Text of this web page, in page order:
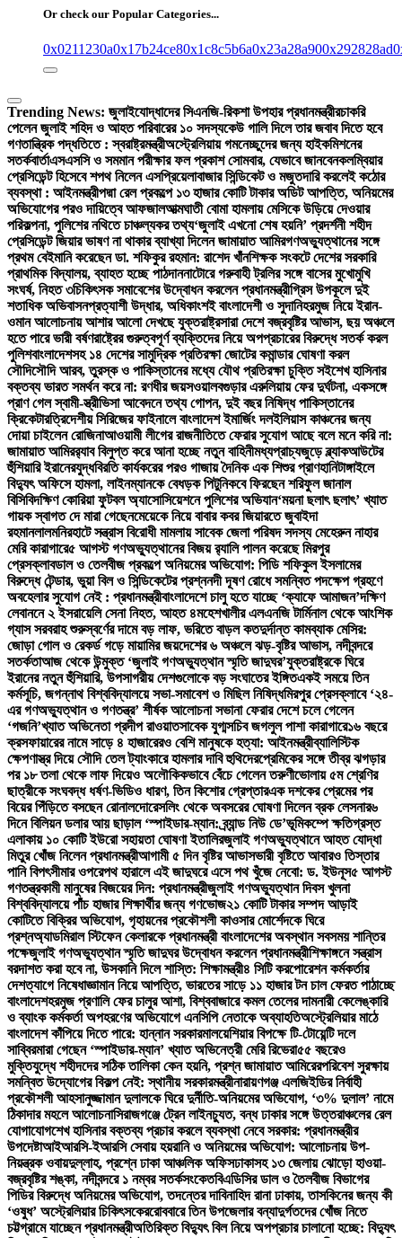
Or check our Popular Categories...
0x0211230a0x17b24ce80x1c8c5b6a0x23a28a900x292828ad
Trending News: জুলাইযোদ্ধাদের সিএনজি-রিকশা উপহার প্রধানমন্ত্রীরচাকরি
পেলেন জুলাই শহিদ ও আহত পরিবারের ১০ সদস্যকেউ গালি দিলে তার জবাব দিতে হবে
গণতান্ত্রিক পদ্ধতিতে : স্বরাষ্ট্রমন্ত্রীঅস্ট্রেলিয়ায় গমনেচ্ছুদের জন্য হাইকমিশনের
সতর্কবার্তাএসএসসি ও সমমান পরীক্ষার ফল প্রকাশ সোমবার, যেভাবে জানবেনকলম্বিয়ার
প্রেসিডেন্ট হিসেবে শপথ নিলেন এসপ্রিয়েলাবাজার সিন্ডিকেট ও মজুতদারি করলেই কঠোর
ব্যবস্থা : আইনমন্ত্রীপদ্মা রেল প্রকল্পে ১৩ হাজার কোটি টাকার অডিট আপত্তি, অনিয়মের
অভিযোগের পরও দায়িত্বে আফজালআত্মঘাতী বোমা হামলায় মেসিকে উড়িয়ে দেওয়ার
পরিকল্পনা, পুলিশের নথিতে চাঞ্চল্যকর তথ্য‘জুলাই এখনো শেষ হয়নি’ প্রদর্শনী শহীদ
প্রেসিডেন্ট জিয়ার ভাষণ না থাকার ব্যাখ্যা দিলেন জামায়াত আমিরগণঅভ্যুত্থানের সঙ্গে
প্রথম বেইমানি করেছেন ডা. শফিকুর রহমান: রাশেদ খাঁনশিক্ষক সংকটে দেশের সরকারি
প্রাথমিক বিদ্যালয়, ব্যাহত হচ্ছে পাঠদাননাটোরে গরুবাহী ট্রলির সঙ্গে বাসের মুখোমুখি
সংঘর্ষ, নিহত ৩চিকিৎসক সমাবেশের উদ্বোধন করলেন প্রধানমন্ত্রীগ্রিস উপকূলে দুই
শতাধিক অভিবাসনপ্রত্যাশী উদ্ধার, অধিকাংশই বাংলাদেশী ও সুদানিহরমুজ নিয়ে ইরান-
ওমান আলোচনায় আশার আলো দেখছে যুক্তরাষ্ট্রসারা দেশে বজ্রবৃষ্টির আভাস, ছয় অঞ্চলে
হতে পারে ভারী বর্ষণরাষ্ট্রের গুরুত্বপূর্ণ ব্যক্তিদের নিয়ে অপপ্রচারের বিরুদ্ধে সতর্ক করল
পুলিশবাংলাদেশসহ ১৪ দেশের সামুদ্রিক প্রতিরক্ষা জোটের কমান্ডার ঘোষণা করল
সৌদিসৌদি আরব, তুরস্ক ও পাকিস্তানের মধ্যে যৌথ প্রতিরক্ষা চুক্তি সইশেখ হাসিনার
বক্তব্য ভারত সমর্থন করে না: রণধীর জয়সওয়ালবগুড়ার এরুলিয়ায় ফের দুর্ঘটনা, একসঙ্গে
প্রাণ গেল স্বামী-স্ত্রীভিসা আবেদনে তথ্য গোপন, দুই বছর নিষিদ্ধ পাকিস্তানের
ক্রিকেটারত্রিদেশীয় সিরিজের ফাইনালে বাংলাদেশ ইমার্জিং দলইলিয়াস কাঞ্চনের জন্য
দোয়া চাইলেন রোজিনাআওয়ামী লীগের রাজনীতিতে ফেরার সুযোগ আছে বলে মনে করি না:
জামায়াত আমিরর‍্যাব বিলুপ্ত করে আনা হচ্ছে নতুন বাহিনীমধ্যপ্রাচ্যজুড়ে ব্ল্যাকআউটের
হুঁশিয়ারি ইরানেরযুদ্ধবিরতি কার্যকরের পরও গাজায় দৈনিক এক শিশুর প্রাণহানিটাঙ্গাইলে
বিদ্যুৎ অফিসে হামলা, লাইনম্যানকে বেধড়ক পিটুনিকবে ফিরছেন শরিফুল জানাল
বিসিবিদক্ষিণ কোরিয়া ফুটবল অ্যাসোসিয়েশনে পুলিশের অভিযান‘ময়না ছলাৎ ছলাৎ’ খ্যাত
গায়ক স্বাগত দে মারা গেছেনমেয়েকে নিয়ে বাবার কবর জিয়ারতে জুবাইদা
রহমানলালমনিরহাটে সন্ত্রাস বিরোধী মামলায় সাবেক জেলা পরিষদ সদস্য মেহেরুন নাহার
মেরি কারাগারে৫ আগস্ট গণঅভ্যুত্থানের বিজয় র‍্যালি পালন করেছে মিরপুর
প্রেসক্লাবডাল ও তেলবীজ প্রকল্পে অনিয়মের অভিযোগ: পিডি শফিকুল ইসলামের
বিরুদ্ধে টেন্ডার, ভুয়া বিল ও সিন্ডিকেটের প্রশ্ননদী দূষণ রোধে সমন্বিত পদক্ষেপ গ্রহণে
অবহেলার সুযোগ নেই : প্রধানমন্ত্রীবাংলাদেশে চালু হতে যাচ্ছে ‘ক্যাফে আমাজন’দক্ষিণ
লেবাননে ২ ইসরায়েলি সেনা নিহত, আহত ৪মহেশখালীর এলএনজি টার্মিনাল থেকে আংশিক
গ্যাস সরবরাহ শুরুস্বর্ণের দামে বড় লাফ, ভরিতে বাড়ল কতদুর্দান্ত কামব্যাক মেসির:
জোড়া গোল ও রেকর্ড গড়ে মায়ামির জয়দেশের ৬ অঞ্চলে ঝড়-বৃষ্টির আভাস, নদীবন্দরে
সতর্কতাআজ থেকে উন্মুক্ত ‘জুলাই গণঅভ্যুত্থান স্মৃতি জাদুঘর’যুক্তরাষ্ট্রকে ঘিরে
ইরানের নতুন হুঁশিয়ারি, উপসাগরীয় দেশগুলোকে বড় সংঘাতের ইঙ্গিতএকই সময়ে তিন
কর্মসূচি, জগন্নাথ বিশ্ববিদ্যালয়ে সভা-সমাবেশ ও মিছিল নিষিদ্ধমিরপুর প্রেসক্লাবে ‘২৪-
এর গণঅভ্যুত্থান ও গণতন্ত্র’ শীর্ষক আলোচনা সভানা ফেরার দেশে চলে গেলেন
‘গজনি’খ্যাত অভিনেতা প্রদীপ রাওয়াতসাবেক যুগ্মসচিব জগলুল পাশা কারাগারে১৬ বছরে
ক্রসফায়ারের নামে সাড়ে ৪ হাজারেরও বেশি মানুষকে হত্যা: আইনমন্ত্রীব্যালিস্টিক
ক্ষেপণাস্ত্র দিয়ে সৌদি তেল ট্যাংকারে হামলার দাবি হুথিদেরপ্রেমিকের সঙ্গে তীব্র ঝগড়ার
পর ১৮ তলা থেকে লাফ দিয়েও অলৌকিকভাবে বেঁচে গেলেন তরুণীভোলায় ৫ম শ্রেণির
ছাত্রীকে সংঘবদ্ধ ধর্ষণ-ভিডিও ধারণ, তিন কিশোর গ্রেপ্তারএক দশকের প্রেমের পর
বিয়ের পিঁড়িতে বসছেন রোনালদোরেসলিং থেকে অবসরের ঘোষণা দিলেন ব্রক লেসনার৬
দিনে বিলিয়ন ডলার আয় ছাড়াল ‘স্পাইডার-ম্যান: ব্র্যান্ড নিউ ডে’ভূমিকম্পে ক্ষতিগ্রস্ত
এলাকায় ১০ কোটি ইউরো সহায়তা ঘোষণা ইতালিরজুলাই গণঅভ্যুত্থানে আহত যোদ্ধা
মিতুর খোঁজ নিলেন প্রধানমন্ত্রীআগামী ৫ দিন বৃষ্টির আভাসভারী বৃষ্টিতে আবারও তিস্তার
পানি বিপৎসীমার ওপরেপথ হারালে এই জাদুঘরে এসে পথ খুঁজে নেবো: ড. ইউনূস৫ আগস্ট
গণতন্ত্রকামী মানুষের বিজয়ের দিন: প্রধানমন্ত্রীজুলাই গণঅভ্যুত্থান দিবস খুলনা
বিশ্ববিদ্যালয়ে পাঁচ হাজার শিক্ষার্থীর জন্য গণভোজ২১ কোটি টাকার সম্পদ আড়াই
কোটিতে বিক্রির অভিযোগ, গৃহায়নের প্রকৌশলী কাওসার মোর্শেদকে ঘিরে
প্রশ্নঅ্যাডমিরাল স্টিফেন কেলারকে প্রধানমন্ত্রী বাংলাদেশের অবস্থান সবসময় শান্তির
পক্ষেজুলাই গণঅভ্যুত্থান স্মৃতি জাদুঘর উদ্বোধন করলেন প্রধানমন্ত্রীশিক্ষাঙ্গনে সন্ত্রাস
বরদাশত করা হবে না, উসকানি দিলে শাস্তি: শিক্ষামন্ত্রী৪ সিটি করপোরেশন কর্মকর্তার
দেশত্যাগে নিষেধাজ্ঞামান নিয়ে আপত্তি, ভারতের সাড়ে ১১ হাজার টন চাল ফেরত পাঠাচ্ছে
বাংলাদেশহরমুজ প্রণালি ফের চালুর আশা, বিশ্ববাজারে কমল তেলের দামনারী কেলেঙ্কারি
ও ব্যাংক কর্মকর্তা অপহরণের অভিযোগে এনসিপি নেতাকে অব্যাহতিঅস্ট্রেলিয়ার মাঠে
বাংলাদেশ কাঁপিয়ে দিতে পারে: হান্নান সরকারমালয়েশিয়ার বিপক্ষে টি-টোয়েন্টি দলে
সাব্বিরমারা গেছেন ‘স্পাইডার-ম্যান’ খ্যাত অভিনেত্রী মেরি রিভেরা৫৫ বছরেও
মুক্তিযুদ্ধে শহীদদের সঠিক তালিকা কেন হয়নি, প্রশ্ন জামায়াত আমিরেরপরিবেশ সুরক্ষায়
সমন্বিত উদ্যোগের বিকল্প নেই: স্থানীয় সরকারমন্ত্রীনারায়ণগঞ্জ এলজিইডির নির্বাহী
প্রকৌশলী আহসানুজ্জামান দুলালকে ঘিরে দুর্নীতি-অনিয়মের অভিযোগ, ‘৩% দুলাল’ নামে
ঠিকাদার মহলে আলোচনাসিরাজগঞ্জে ট্রেন লাইনচ্যুত, বন্ধ ঢাকার সঙ্গে উত্তরাঞ্চলের রেল
যোগাযোগশেখ হাসিনার বক্তব্য প্রচার করলে ব্যবস্থা নেবে সরকার: প্রধানমন্ত্রীর
উপদেষ্টাআইআরসি-ইআরসি সেবায় হয়রানি ও অনিয়মের অভিযোগ: আলোচনায় উপ-
নিয়ন্ত্রক ওবায়দুল্লাহ, প্রশ্নে ঢাকা আঞ্চলিক অফিসঢাকাসহ ১৩ জেলায় ঝোড়ো হাওয়া-
বজ্রবৃষ্টির শঙ্কা, নদীবন্দরে ১ নম্বর সতর্কসংকেতবিএডিসির ডাল ও তৈলবীজ বিভাগের
পিডির বিরুদ্ধে অনিয়মের অভিযোগ, তদন্তের দাবিনাহিদ রানা ঢাকায়, তাসকিনের জন্য কী
‘ওষুধ’ অস্ট্রেলিয়ার চিকিৎসকেররোববারে তিন উপজেলার বন্যাদুর্গতদের খোঁজ নিতে
চট্টগ্রামে যাচ্ছেন প্রধানমন্ত্রীঅতিরিক্ত বিদ্যুৎ বিল নিয়ে অপপ্রচার চালানো হচ্ছে: বিদ্যুৎ